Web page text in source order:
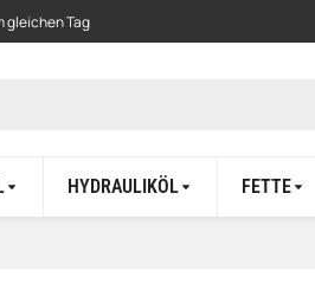
gleichen Tag
HYDRAULIKÖL FETTE